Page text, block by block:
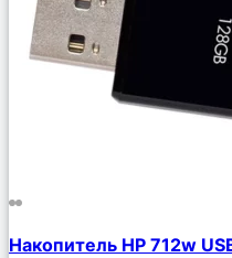
Накопитель HP 712w